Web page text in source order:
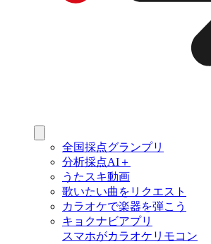
全国採点グランプリ
分析採点AI＋
うたスキ動画
歌いたい曲をリクエスト
カラオケで楽器を弾こう
キョクナビアプリ
スマホがカラオケリモコン